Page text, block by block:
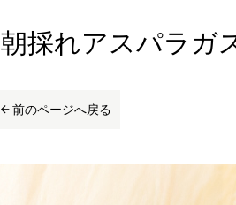
朝採れアスパラガ
前のページへ戻る